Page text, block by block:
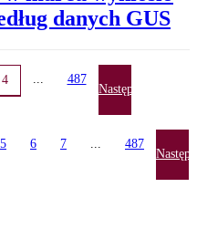
danych GUS
4 487
Następna
5 6 7 487